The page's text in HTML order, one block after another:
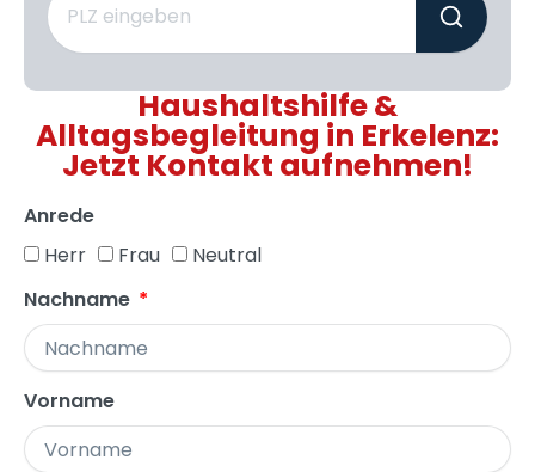
Haushaltshilfe &
Alltagsbegleitung in Erkelenz:
Jetzt Kontakt aufnehmen!
Anrede
Herr
Frau
Neutral
Nachname
Vorname